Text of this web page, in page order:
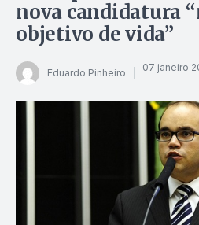
nova candidatura
objetivo de vida”
Eduardo Pinheiro 07 janeiro